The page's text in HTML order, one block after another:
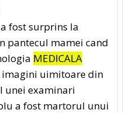
fost surprins la
pantecul mamei cand
MEDICALA
imagini uimitoare din
unei examinari
a fost martorul unui